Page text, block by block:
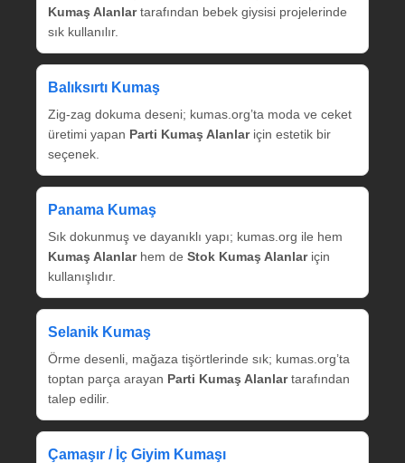
Kumaş Alanlartarafından bebek giysisi projelerinde
sık kullanılır.
Balıksırtı Kumaş
Zig‑zag dokuma deseni; kumas.org’ta moda ve ceket
üretimi yapan Parti Kumaş Alanlariçin estetik bir
seçenek.
Panama Kumaş
Sık dokunmuş ve dayanıklı yapı; kumas.org ile hem
Kumaş Alanlarhem de Stok Kumaş Alanlariçin
kullanışlıdır.
Selanik Kumaş
Örme desenli, mağaza tişörtlerinde sık; kumas.org’ta
toptan parça arayan Parti Kumaş Alanlartarafından
talep edilir.
Çamaşır / İç Giyim Kumaşı